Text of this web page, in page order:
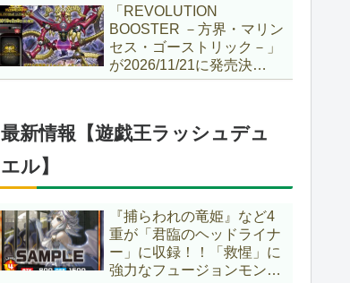
1弾は「マギストス」と
「エンディミオン」が選出
されています！！【遊戯王
OCG】
「REVOLUTION
BOOSTER －方界・マリン
セス・ゴーストリック－」
が2026/11/21に発売決
定！！「レボリューション
今回は前回以上に個性派揃
いとなりましたね～。【遊
最新情報【遊戯王ラッシュデュ
エル】
『捕らわれの竜姫』など4
重が「君臨のヘッドライナ
ー」に収録！！「救惺」に
強力なフュージョンモンス